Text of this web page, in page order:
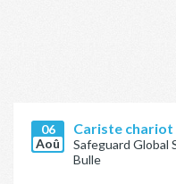
06
Aoû
Cariste
Safeguard Global
Bulle